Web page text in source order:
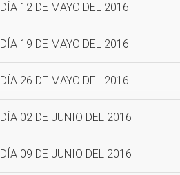
12 DE MAYO DEL 2016
19 DE MAYO DEL 2016
26 DE MAYO DEL 2016
02 DE JUNIO DEL 2016
09 DE JUNIO DEL 2016